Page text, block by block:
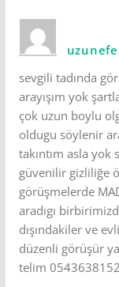
sevgili tadında
arayışım yok
çok uzun boylu
oldugu söylenir
takıntım asla yok
güvenilir gizliliğe
görüşmelerde
aradıgı
dışındakiler ve
düzenli görüşür
telim